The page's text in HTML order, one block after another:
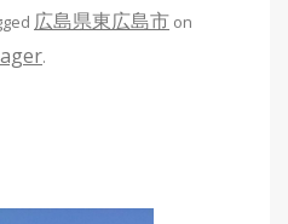
広島県東広島市 on
.